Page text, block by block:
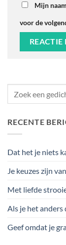
Mijn
voor de
RECENTE
Dat het je niets
Je keuzes zijn
Met liefde
Als je het
Geef omdat je